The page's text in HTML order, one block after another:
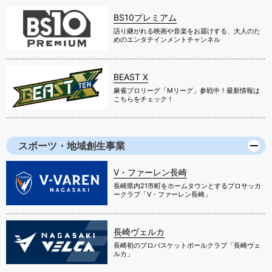
BS10プレミアム
語り継がれる映画や音楽をお届けする、大人のた
めのエンタテインメントチャンネル
BEAST X
麻雀プロリーグ「Mリーグ」参戦中！最新情報は
こちらをチェック！
スポーツ・地域創生事業
V・ファーレン長崎
長崎県内21市町をホームタウンとするプロサッカ
ークラブ「V・ファーレン長崎」
長崎ヴェルカ
長崎初のプロバスケットボールクラブ「長崎ヴェ
ルカ」